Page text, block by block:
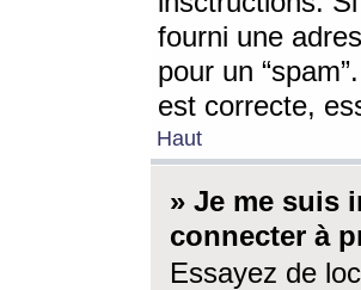
fourni une
pour un
est correcte,
Haut
» Je me suis
connecter à
Essayez de